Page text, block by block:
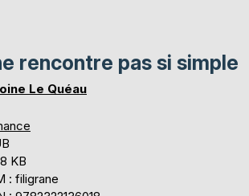
rencontre pas si simple
Le Quéau
KB
: filigrane